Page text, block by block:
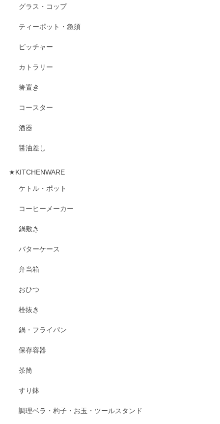
グラス・コップ
ティーポット・急須
ピッチャー
カトラリー
箸置き
コースター
酒器
醤油差し
★KITCHENWARE
ケトル・ポット
コーヒーメーカー
鍋敷き
バターケース
弁当箱
おひつ
栓抜き
鍋・フライパン
保存容器
茶筒
すり鉢
調理ベラ・杓子・お玉・ツールスタンド